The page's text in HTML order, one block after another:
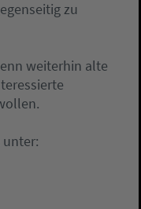
zu
weiterhin alte